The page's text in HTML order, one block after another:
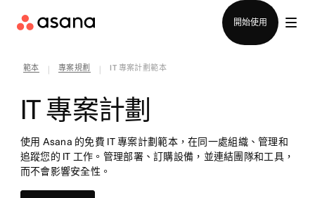
開始使用
範本 專案規劃 IT 專案計劃範本
IT 專案計劃
使用 Asana 的免費 IT 專案計劃範本，在同一處組織、管理和
追蹤您的 IT 工作。管理部署、訂購設備，並連結團隊和工具，
而不會影響安全性。